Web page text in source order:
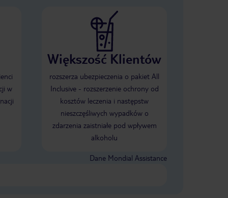
w
Większość Klientów
rozszerza ubezpieczenia o pakiet All
Inclusive - rozszerzenie ochrony od
kosztów leczenia i następstw
nieszczęśliwych wypadków o
zdarzenia zaistniałe pod wpływem
alkoholu
Dane Mondial Assistance